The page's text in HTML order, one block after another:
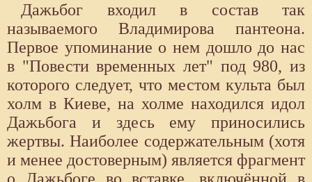
Дажьбог входил в состав так
называемого Владимирова пантеона.
Первое упоминание о нем дошло до нас
в "Повести временных лет" под 980, из
которого следует, что местом культа был
холм в Киеве, на холме находился идол
Дажьбога и здесь ему приносились
жертвы. Наиболее содержательным (хотя
и менее достоверным) является фрагмент